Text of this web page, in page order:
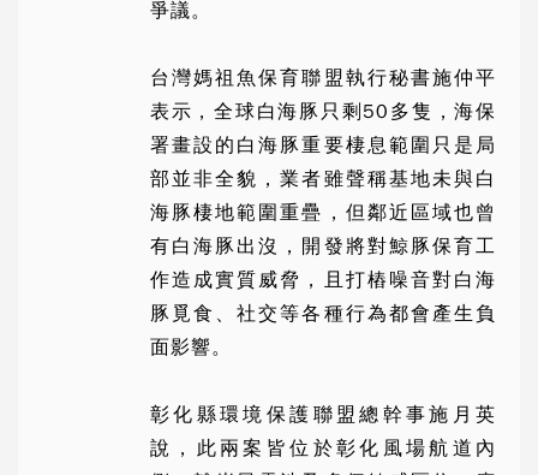
爭議。
台灣媽祖魚保育聯盟執行秘書施仲平
表示，全球白海豚只剩50多隻，海保
署畫設的白海豚重要棲息範圍只是局
部並非全貌，業者雖聲稱基地未與白
海豚棲地範圍重疊，但鄰近區域也曾
有白海豚出沒，開發將對鯨豚保育工
作造成實質威脅，且打樁噪音對白海
豚覓食、社交等各種行為都會產生負
面影響。
彰化縣環境保護聯盟總幹事施月英
說，此兩案皆位於彰化風場航道內